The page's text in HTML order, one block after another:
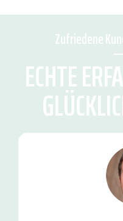
Zufriedene
ECHTE